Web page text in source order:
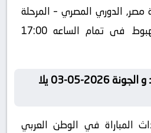
الدوري المصري – المرحلة
النهائية – مجموعة الهبوط فى تمام الساعه 17:00
معلومات عن مباراة زد و الجونة 2026-05-03 يلا
المباراة في الوطن العربي